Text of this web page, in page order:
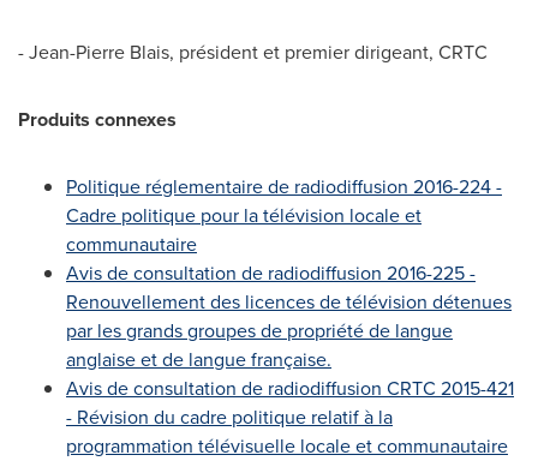
- Jean-Pierre Blais, président et premier dirigeant, CRTC
Produits connexes
Politique réglementaire de radiodiffusion 2016-224 -
Cadre politique pour la télévision locale et
communautaire
Avis deconsultation de radiodiffusion 2016-225 -
Renouvellement des licences de télévision détenues
par les grands groupes de propriété de langue
anglaise et de langue française.
Avis deconsultation de radiodiffusion CRTC 2015-421
- Révision du cadre politique relatif à la
programmation télévisuelle locale et communautaire